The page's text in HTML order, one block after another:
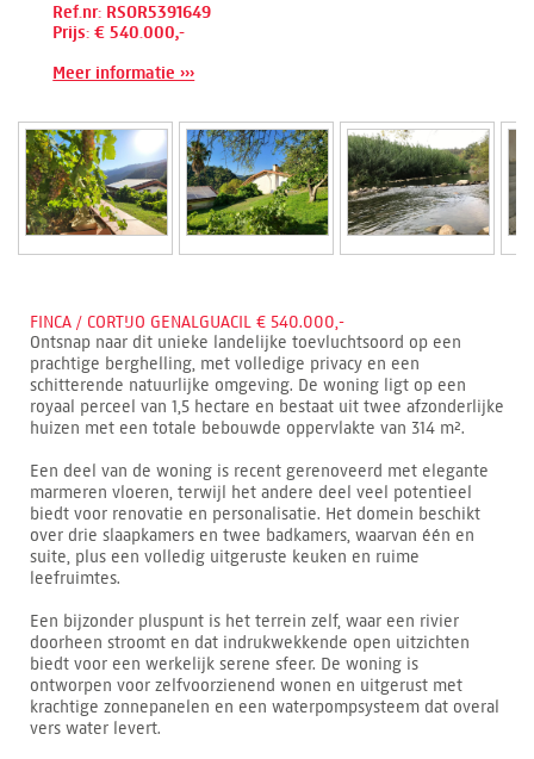
Ref.nr: RSOR5391649
Prijs: € 540.000,-
Meer informatie ›››
FINCA / CORTIJO GENALGUACIL € 540.000,-
Ontsnap naar dit unieke landelijke toevluchtsoord op een
prachtige berghelling, met volledige privacy en een
schitterende natuurlijke omgeving. De woning ligt op een
royaal perceel van 1,5 hectare en bestaat uit twee afzonderlijke
huizen met een totale bebouwde oppervlakte van 314 m².
Een deel van de woning is recent gerenoveerd met elegante
marmeren vloeren, terwijl het andere deel veel potentieel
biedt voor renovatie en personalisatie. Het domein beschikt
over drie slaapkamers en twee badkamers, waarvan één en
suite, plus een volledig uitgeruste keuken en ruime
leefruimtes.
Een bijzonder pluspunt is het terrein zelf, waar een rivier
doorheen stroomt en dat indrukwekkende open uitzichten
biedt voor een werkelijk serene sfeer. De woning is
ontworpen voor zelfvoorzienend wonen en uitgerust met
krachtige zonnepanelen en een waterpompsysteem dat overal
vers water levert.